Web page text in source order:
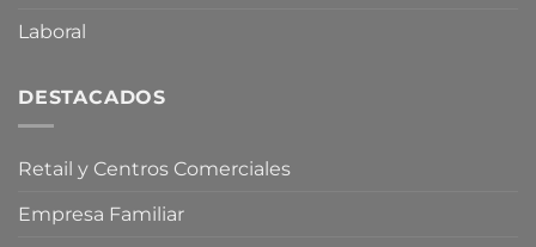
Laboral
DESTACADOS
Retail y Centros Comerciales
Empresa Familiar